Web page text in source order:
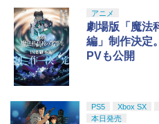
アニメ
劇場版「魔法
編」制作決定
PVも公開
PS5 Xbox SX
本日発売